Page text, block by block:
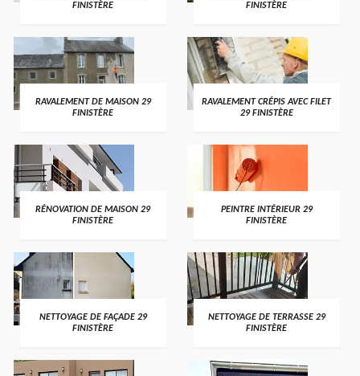
FINISTÈRE
FINISTÈRE
RAVALEMENT DE MAISON 29
FINISTÈRE
RAVALEMENT CRÉPIS AVEC FILET
29 FINISTÈRE
RÉNOVATION DE MAISON 29
FINISTÈRE
PEINTRE INTÉRIEUR 29
FINISTÈRE
NETTOYAGE DE FAÇADE 29
FINISTÈRE
NETTOYAGE DE TERRASSE 29
FINISTÈRE